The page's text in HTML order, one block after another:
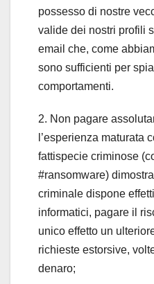
possesso di nostre
valide dei nostri profili
email che, come
sono sufficienti per
comportamenti.
2. Non pagare
l’esperienza maturata
fattispecie criminose
#ransomware)
criminale dispone
informatici, pagare il
unico effetto un
richieste estorsive,
denaro;